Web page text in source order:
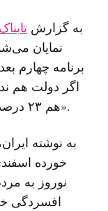
به گزارش تابناک
اگر دولت هم
هم ۲۳ درصد قانون برنامه خودبه خود اجرا می‌شد».
به نوشته
خورده
نوروز به
افسردگی